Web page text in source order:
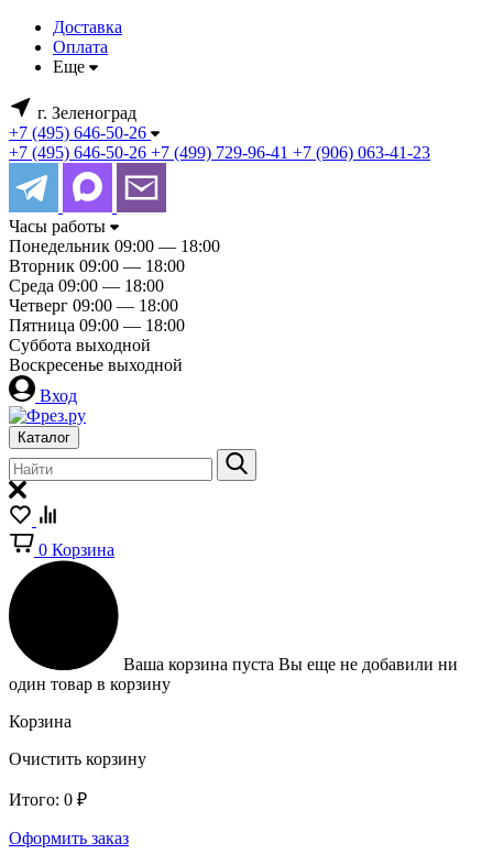
Доставка
Оплата
Еще
г. Зеленоград
+7 (495) 646-50-26
+7 (495) 646-50-26 +7 (499) 729-96-41 +7 (906) 063-41-23
Часы работы
Понедельник 09:00 — 18:00
Вторник 09:00 — 18:00
Среда 09:00 — 18:00
Четверг 09:00 — 18:00
Пятница 09:00 — 18:00
Суббота выходной
Воскресенье выходной
Вход
Каталог
0 Корзина
Ваша корзина пуста Вы еще не добавили ни
один товар в корзину
Корзина
Очистить корзину
Итого: 0 ₽
Оформить заказ